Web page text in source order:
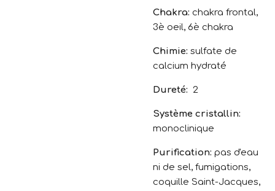
Chakra: chakra frontal,
3è oeil, 6è chakra
Chimie: sulfate de
calcium hydraté
Dureté: 2
Système cristallin:
monoclinique
Purification: pas d'eau
ni de sel, fumigations,
coquille Saint-Jacques,